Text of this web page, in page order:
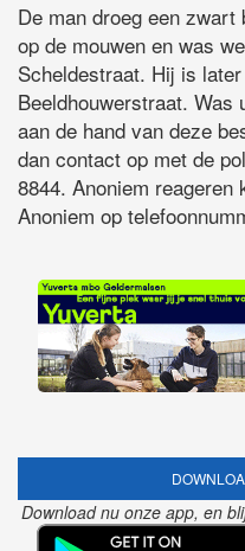
De man droeg een
op de mouwen en was
Scheldestraat. Hij is
Beeldhouwerstraat. Was
aan de hand van deze
dan contact op met de
8844. Anoniem reageren
Anoniem op
Download nu onze app, en